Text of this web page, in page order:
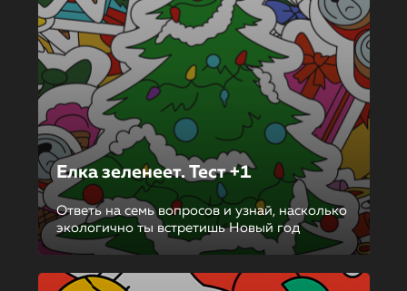
Елка зеленеет. Тест +1
Ответь на семь вопросов и узнай, насколько
экологично ты встретишь Новый год